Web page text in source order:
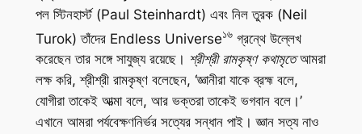
পল স্টিনহার্স্ট (Paul Steinhardt) এবং নিল তুরক (Neil
Turok) তাঁদের Endless Universe১৬গ্রন্থে উল্লেখ
করেছেন তার সঙ্গে সাযুজ্য রয়েছে। শ্রীশ্রী রামকৃষ্ণ কথামৃতেআমরা
লক্ষ করি, শ্রীশ্রী রামকৃষ্ণ বলেছেন, ‘জ্ঞানীরা যাকে ব্রহ্ম বলে,
যোগীরা তাকেই আত্মা বলে, আর ভক্তরা তাকেই ভগবান বলে।’
এখানে আমরা পর্যবেক্ষণনির্ভর সত্যের সন্ধান পাই। জ্ঞান সত্য নাও